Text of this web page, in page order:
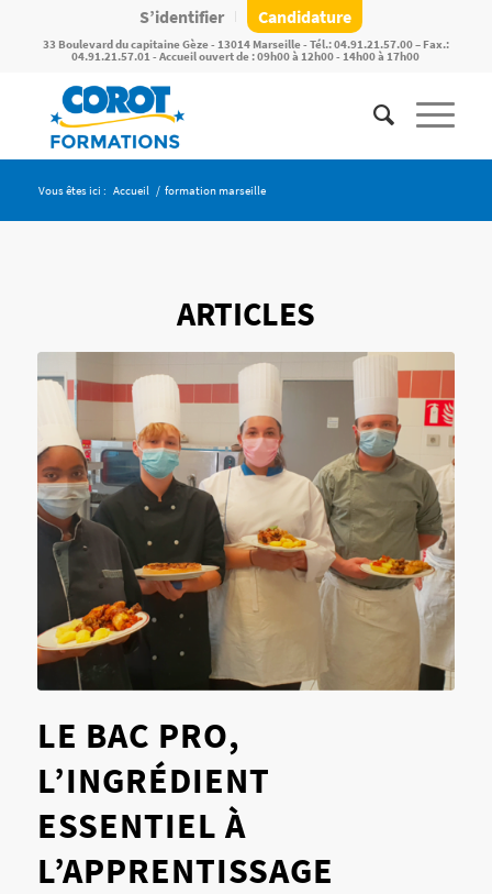
S’identifier Candidature
33 Boulevard du capitaine Gèze - 13014 Marseille - Tél.: 04.91.21.57.00 – Fax.:
04.91.21.57.01 - Accueil ouvert de : 09h00 à 12h00 - 14h00 à 17h00
Vous êtes ici : Accueil / formation marseille
ARTICLES
LE BAC PRO,
L’INGRÉDIENT
ESSENTIEL À
L’APPRENTISSAGE